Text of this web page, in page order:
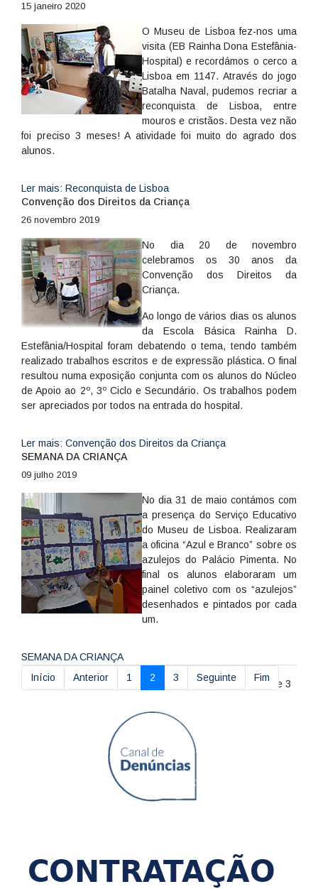
15 janeiro 2020
O Museu de Lisboa fez-nos uma
visita (EB Rainha Dona Estefânia-
Hospital) e recordámos o cerco a
Lisboa em 1147. Através do jogo
Batalha Naval, pudemos recriar a
reconquista de Lisboa, entre
mouros e cristãos. Desta vez não
foi preciso 3 meses! A atividade foi muito do agrado dos
alunos.
Ler mais: Reconquista de Lisboa
Convenção dos Direitos da Criança
26 novembro 2019
No dia 20 de novembro
celebramos os 30 anos da
Convenção dos Direitos da
Criança.
Ao longo de vários dias os alunos
da Escola Básica Rainha D.
Estefânia/Hospital foram debatendo o tema, tendo também
realizado trabalhos escritos e de expressão plástica. O final
resultou numa exposição conjunta com os alunos do Núcleo
de Apoio ao 2º, 3º Ciclo e Secundário. Os trabalhos podem
ser apreciados por todos na entrada do hospital.
Ler mais: Convenção dos Direitos da Criança
SEMANA DA CRIANÇA
09 julho 2019
No dia 31 de maio contámos com
a presença do Serviço Educativo
do Museu de Lisboa. Realizaram
a oficina “Azul e Branco” sobre os
azulejos do Palácio Pimenta. No
final os alunos elaboraram um
painel coletivo com os “azulejos”
desenhados e pintados por cada
um.
SEMANA DA CRIANÇA
Pág. 2 de 3
Início Anterior 1 2 3 Seguinte Fim